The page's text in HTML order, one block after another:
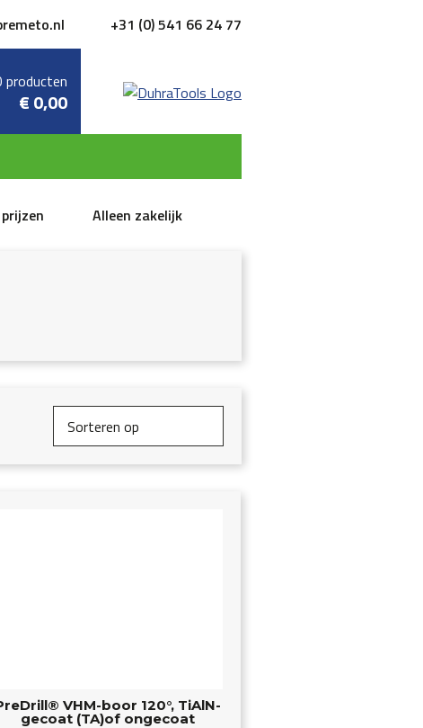
+31 (0) 541 66 24 77
producten
€0,00
Alleen zakelijk
VHM-boor 120°, TiAlN-
gecoat (TA)of ongecoat